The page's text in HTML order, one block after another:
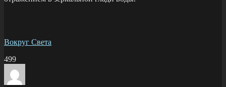
Вокруг Света
499